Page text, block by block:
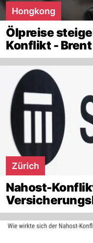
Hongkong
Ölpreise
Konflikt -
Zürich
Nahost-